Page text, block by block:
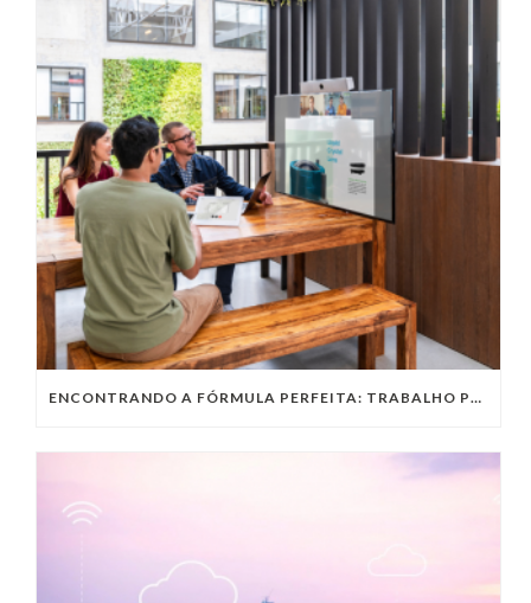
ENCONTRANDO A FÓRMULA PERFEITA: TRABALHO PRESENCIAL, HOME OFFICE OU TRABALHO HÍBRIDO?